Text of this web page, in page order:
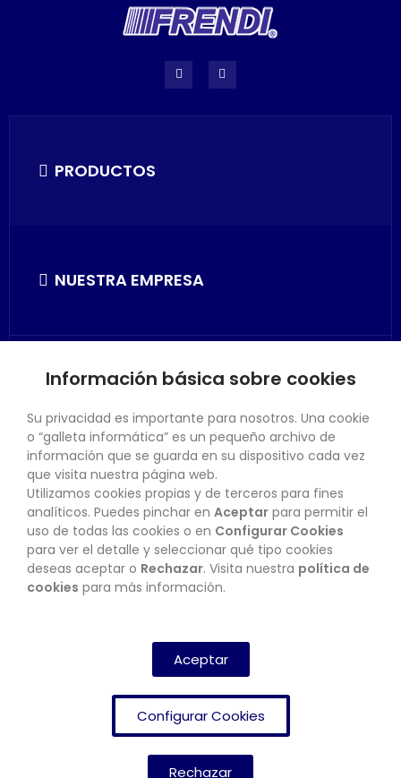
PRODUCTOS
NUESTRA EMPRESA
SU CUENTA
CONTACTO
BOLETÍN
Información básica sobre cookies
Su privacidad es importante para nosotros. Una cookie
o “galleta informática” es un pequeño archivo de
información que se guarda en su dispositivo cada vez
que visita nuestra página web.
Utilizamos cookies propias y de terceros para fines
analíticos. Puedes pinchar en Aceptar para permitir el
uso de todas las cookies o en Configurar Cookies
para ver el detalle y seleccionar qué tipo cookies
deseas aceptar o Rechazar. Visita nuestra política de
cookies para más información.
Aceptar
Configurar Cookies
Rechazar